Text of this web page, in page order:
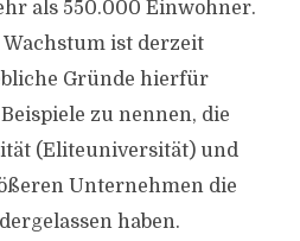
als 550.000 Einwohner.
ist derzeit
Gründe hierfür
zu nennen, die
(Eliteuniversität) und
Unternehmen die
haben.